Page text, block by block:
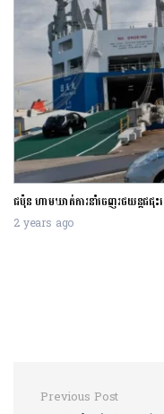
ការដំឡើងអត្រាការប្រាក់របស់ធនាគា
ចំណូលទាប
Previous Post